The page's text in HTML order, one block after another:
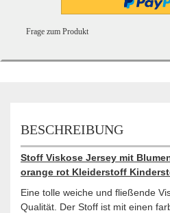
Frage zum Produkt
BESCHREIBUNG
Stoff Viskose Jersey mit
orange rot Kleiderstoff
Eine tolle weiche und fließende
Qualität. Der Stoff ist mit einen